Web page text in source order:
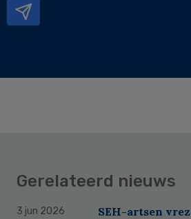
Gerelateerd nieuws
3 jun 2026
SEH-artsen